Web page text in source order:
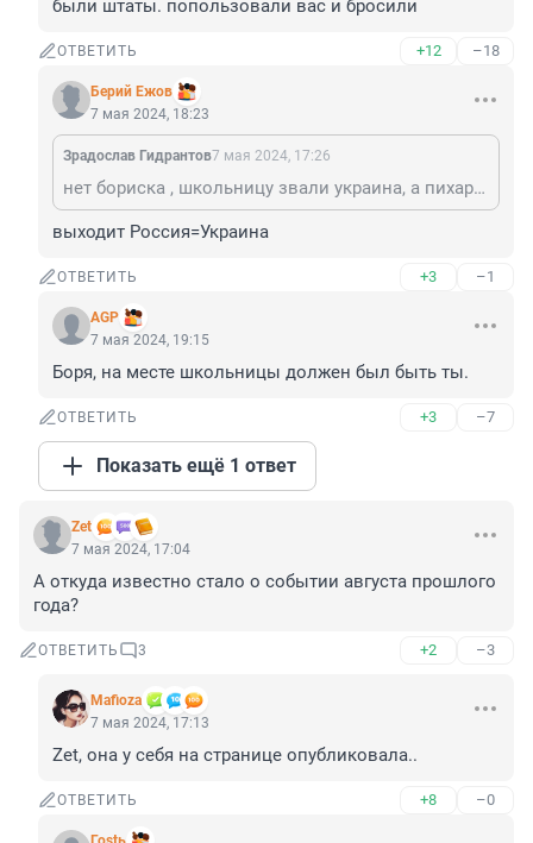
были штаты. попользовали вас и бросили
ОТВЕТИТЬ +12 –18
Берий Ежов
7 мая 2024, 18:23
Зрадослав Гидрантов7 мая 2024, 17:26
нет бориска , школьницу звали украина, а пихарем были штаты. попользовали вас и бросили
выходит Россия=Украина
ОТВЕТИТЬ +3 –1
AGP
7 мая 2024, 19:15
Боря, на месте школьницы должен был быть ты.
ОТВЕТИТЬ +3 –7
Показать ещё 1 ответ
Zet
7 мая 2024, 17:04
А откуда известно стало о событии августа прошлого
года?
ОТВЕТИТЬ 3 +2 –3
Mafioza
7 мая 2024, 17:13
Zet, она у себя на странице опубликовала..
ОТВЕТИТЬ +8 –0